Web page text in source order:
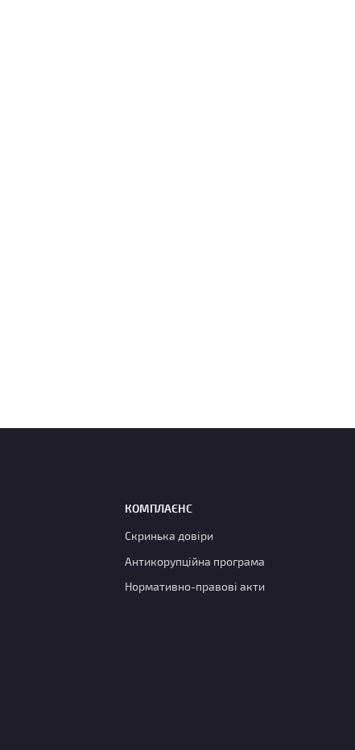
КОМПЛАЄНС
Скринька довіри
Антикорупційна програма
Нормативно-правові акти